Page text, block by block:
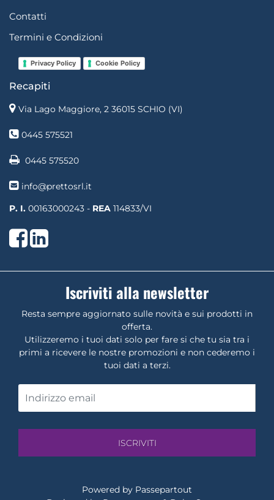
Contatti
Termini e Condizioni
Privacy Policy Cookie Policy
Recapiti
Via Lago Maggiore, 2 36015 SCHIO (VI)
0445 575521
0445 575520
info@prettosrl.it
P. I. 00163000243 - REA 114833/VI
Facebook
LinkedIn
Iscriviti alla newsletter
Resta sempre aggiornato sulle novità e sui prodotti in
offerta.
Utilizzeremo i tuoi dati solo per fare si che tu sia tra i
primi a ricevere le nostre promozioni e non cederemo i
tuoi dati a terzi.
Powered by Passepartout